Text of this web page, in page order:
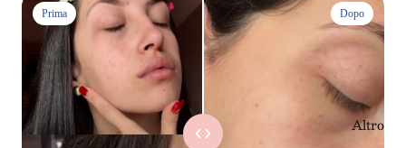
Altro
Dopo
Prima